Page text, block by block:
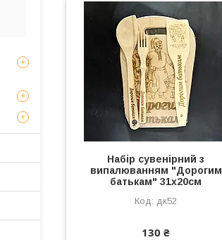
Набір сувенірний з
випалюванням "Дорогим
батькам" 31х20см
дк52
130 ₴